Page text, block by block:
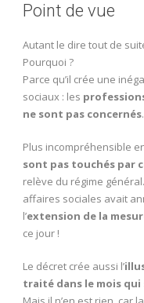
Point de vue
Autant le dire tout de
Pourquoi ?
Parce qu’il crée une
sociaux : les
ne sont pas concernés.
Plus incompréhensible
sont pas touchés par
relève du régime
affaires sociales avait
l’extension de la
ce jour !
Le décret crée aussi l’
traité dans le mois qui